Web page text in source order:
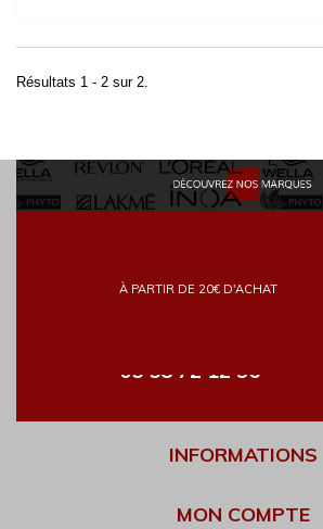
Résultats 1 - 2 sur 2.
À PARTIR DE 20€ D'ACHAT
PAIEMENT SÉCURISÉ
05 58 72 12 96
INFORMATIONS
MON COMPTE